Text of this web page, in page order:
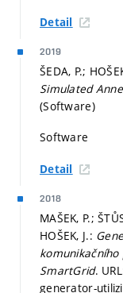
Detail
2019
ŠEDA, P.;
Simulated
(Software)
Software
Detail
2018
MAŠEK, P.;
HOŠEK, J.:
SmartGrid.
generator-